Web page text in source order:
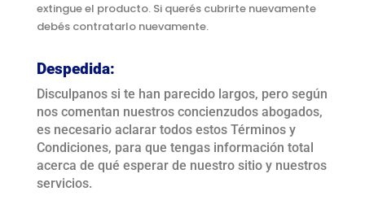
extingue el producto. Si querés cubrirte nuevamente
debés contratarlo nuevamente.
Despedida:
Disculpanos si te han parecido largos, pero según
nos comentan nuestros concienzudos abogados,
es necesario aclarar todos estos Términos y
Condiciones, para que tengas información total
acerca de qué esperar de nuestro sitio y nuestros
servicios.